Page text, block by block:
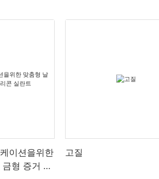
이션을위한
형 증거 흰
고질